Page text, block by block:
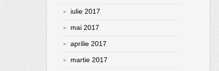
iulie 2017
mai 2017
aprilie 2017
martie 2017